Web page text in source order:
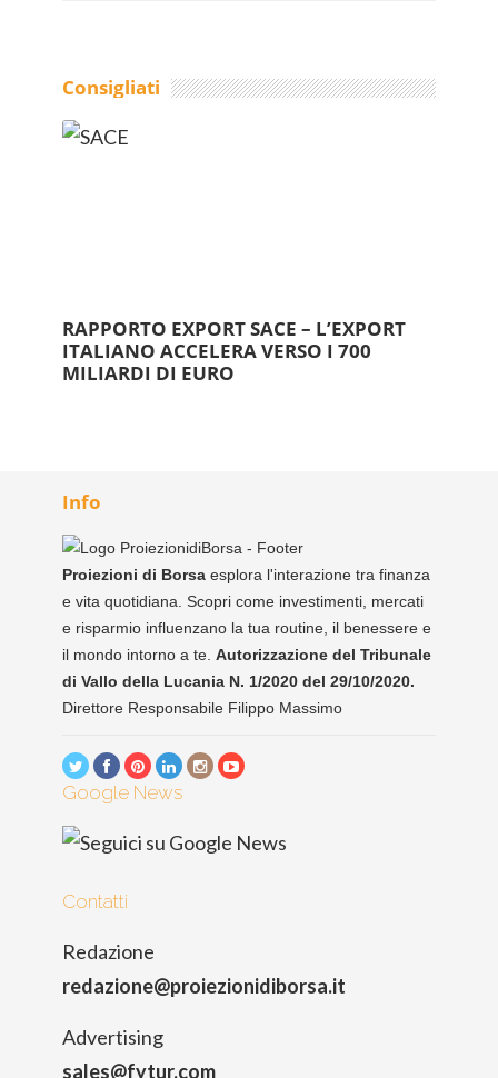
Consigliati
RAPPORTO EXPORT SACE – L’EXPORT
ITALIANO ACCELERA VERSO I 700
MILIARDI DI EURO
Info
Proiezioni di Borsa esplora l'interazione tra finanza
e vita quotidiana. Scopri come investimenti, mercati
e risparmio influenzano la tua routine, il benessere e
il mondo intorno a te. Autorizzazione del Tribunale
di Vallo della Lucania N. 1/2020 del 29/10/2020.
Direttore Responsabile Filippo Massimo
Google News
Contatti
Redazione
redazione@proiezionidiborsa.it
Advertising
sales@fytur.com